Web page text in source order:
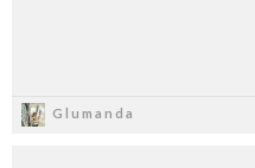
Glumanda